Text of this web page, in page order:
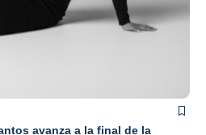
avanza a la final de la